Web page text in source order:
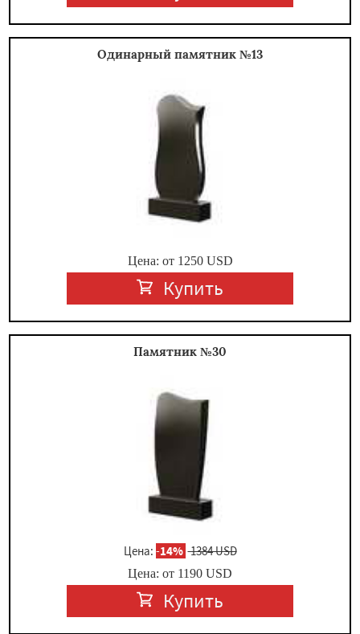
Одинарный памятник №13
Цена: от 1250USD
Купить
Памятник №30
Цена: -14% 1384 USD
Цена: от 1190 USD
Купить